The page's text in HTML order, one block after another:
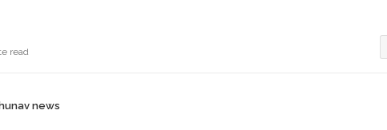
read
news